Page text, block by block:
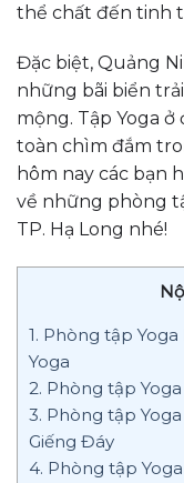
thể chất đến tinh
Đặc biệt, Quảng
những bãi biển
mộng. Tập Yoga
toàn chìm đắm
hôm nay các bạn
về những phòng
TP. Hạ Long nhé!
1. Phòng tập
Yoga
2. Phòng tập
3. Phòng tập
Giếng Đáy
4. Phòng tập